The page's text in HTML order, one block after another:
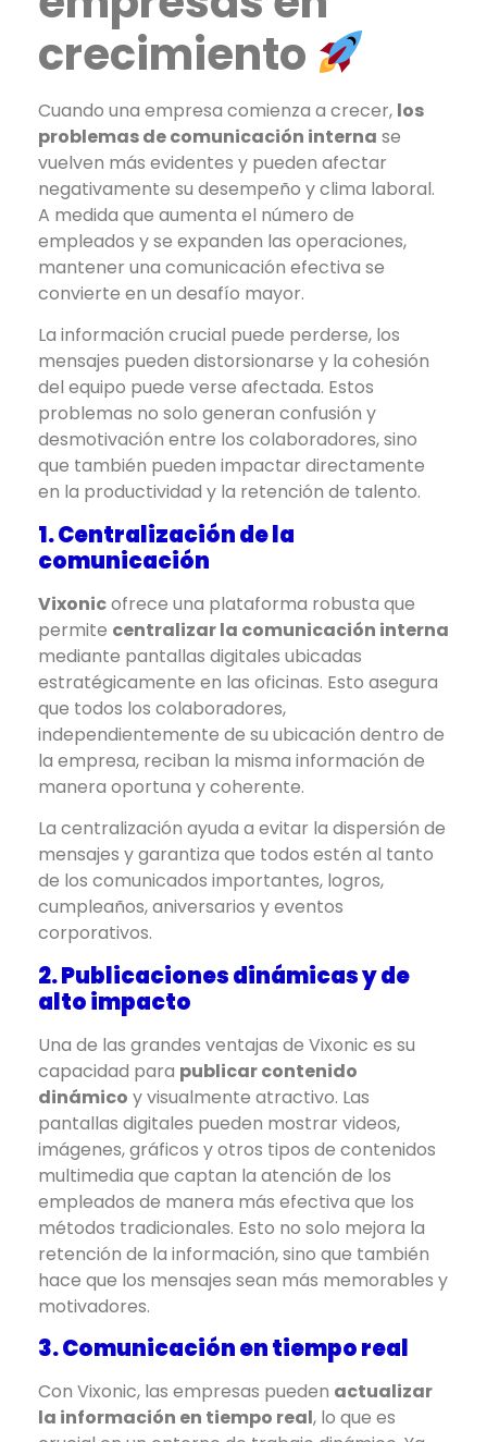
crecimiento
Cuando una empresa comienza a crecer, los
problemas de comunicación interna se
vuelven más evidentes y pueden afectar
negativamente su desempeño y clima laboral.
A medida que aumenta el número de
empleados y se expanden las operaciones,
mantener una comunicación efectiva se
convierte en un desafío mayor.
La información crucial puede perderse, los
mensajes pueden distorsionarse y la cohesión
del equipo puede verse afectada. Estos
problemas no solo generan confusión y
desmotivación entre los colaboradores, sino
que también pueden impactar directamente
en la productividad y la retención de talento.
1. Centralización de la
comunicación
Vixonicofrece una plataforma robusta que
permite centralizar la comunicación interna
mediante pantallas digitales ubicadas
estratégicamente en las oficinas. Esto asegura
que todos los colaboradores,
independientemente de su ubicación dentro de
la empresa, reciban la misma información de
manera oportuna y coherente.
La centralización ayuda a evitar la dispersión de
mensajes y garantiza que todos estén al tanto
de los comunicados importantes, logros,
cumpleaños, aniversarios y eventos
corporativos.
2. Publicaciones dinámicas y de
alto impacto
Una de las grandes ventajas de Vixonic es su
capacidad para publicar contenido
dinámico y visualmente atractivo. Las
pantallas digitales pueden mostrar videos,
imágenes, gráficos y otros tipos de contenidos
multimedia que captan la atención de los
empleados de manera más efectiva que los
métodos tradicionales. Esto no solo mejora la
retención de la información, sino que también
hace que los mensajes sean más memorables y
motivadores.
3. Comunicación en tiempo real
Con Vixonic, las empresas pueden actualizar
la información en tiempo real, lo que es